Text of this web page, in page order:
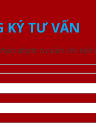
KÝ TƯ VẤN
được tư vấn chi tiết